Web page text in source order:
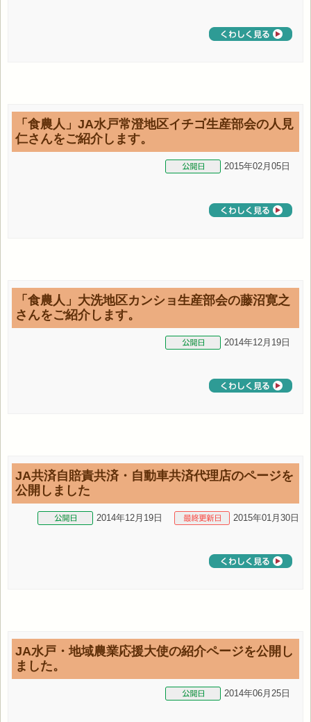
「食農人」JA水戸常澄地区イチゴ生産部会の人見
仁さんをご紹介します。
2015年02月05日
「食農人」大洗地区カンショ生産部会の藤沼寛之
さんをご紹介します。
2014年12月19日
JA共済自賠責共済・自動車共済代理店のページを
公開しました
2014年12月19日 2015年01月30日
JA水戸・地域農業応援大使の紹介ページを公開し
ました。
2014年06月25日